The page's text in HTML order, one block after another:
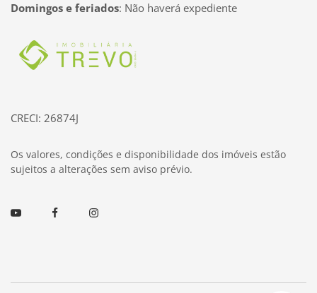
Domingos e feriados: Não haverá expediente
Página inicial
CRECI: 26874J
Os valores, condições e disponibilidade dos imóveis estão
sujeitos a alterações sem aviso prévio.
Youtube FacebookInstagram